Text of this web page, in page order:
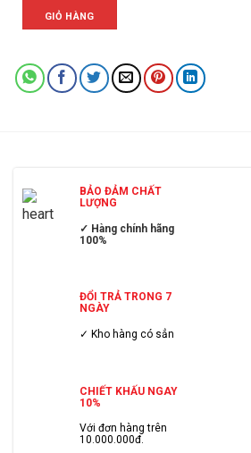
GIỎ HÀNG
BẢO ĐẢM CHẤT
LƯỢNG
✓ Hàng chính hãng
100%
ĐỔI TRẢ TRONG 7
NGÀY
✓ Kho hàng có sẳn
CHIẾT KHẤU NGAY
10%
Với đơn hàng trên
10.000.000đ.